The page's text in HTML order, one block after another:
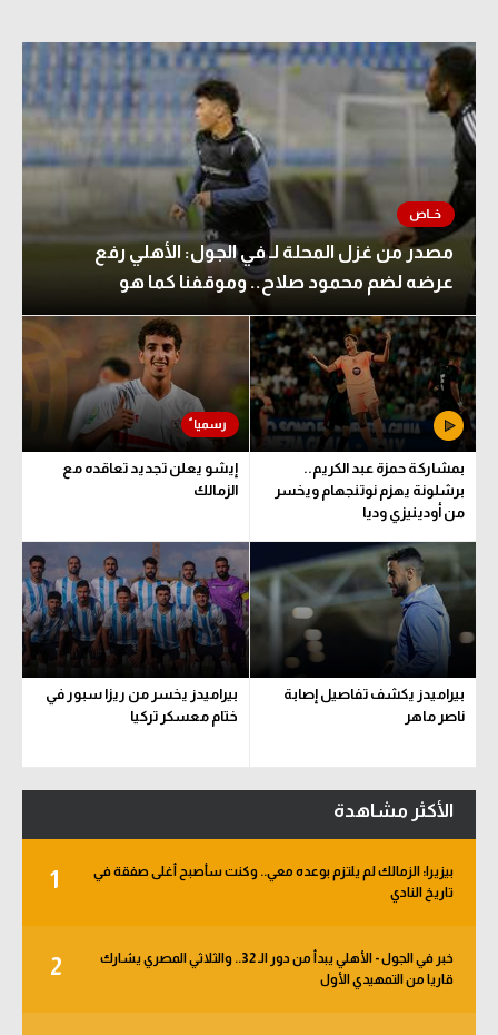
مصدر من غزل المحلة لـ في الجول: الأهلي رفع
عرضه لضم محمود صلاح.. وموقفنا كما هو
بمشاركة حمزة عبد الكريم..
برشلونة يهزم نوتنجهام ويخسر
من أودينيزي وديا
إيشو يعلن تجديد تعاقده مع
الزمالك
بيراميدز يكشف تفاصيل إصابة
ناصر ماهر
بيراميدز يخسر من ريزا سبور في
ختام معسكر تركيا
الأكثر مشاهدة
1
بيزيرا: الزمالك لم يلتزم بوعده معي.. وكنت سأصبح أغلى صفقة في
تاريخ النادي
2
خبر في الجول - الأهلي يبدأ من دور الـ 32.. والثلاثي المصري يشارك
قاريا من التمهيدي الأول